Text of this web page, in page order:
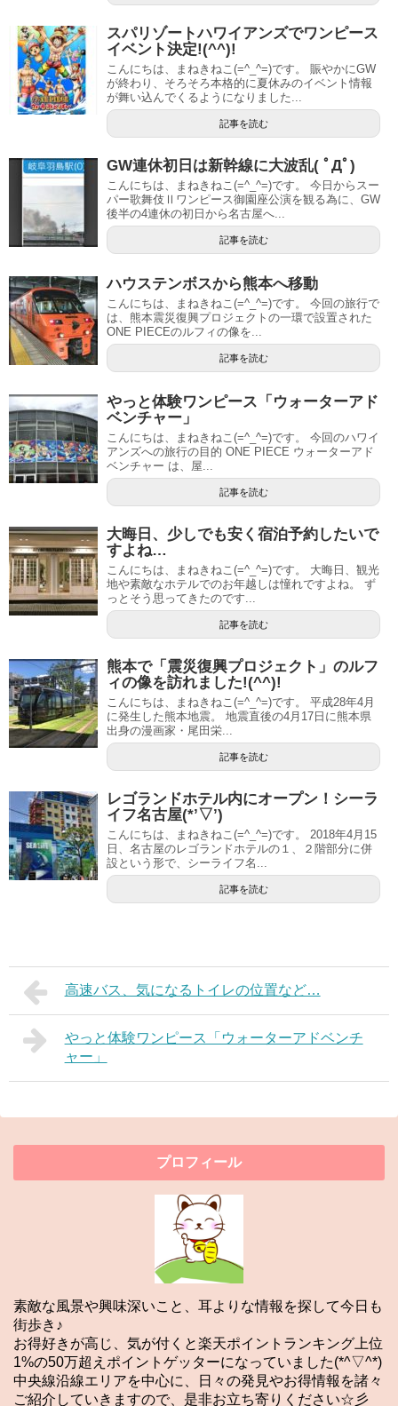
スパリゾートハワイアンズでワンピース
イベント決定!(^^)!
こんにちは、まねきねこ(=^_^=)です。 賑やかにGW
が終わり、そろそろ本格的に夏休みのイベント情報
が舞い込んでくるようになりました...
記事を読む
GW連休初日は新幹線に大波乱( ﾟДﾟ)
こんにちは、まねきねこ(=^_^=)です。 今日からスー
パー歌舞伎Ⅱワンピース御園座公演を観る為に、GW
後半の4連休の初日から名古屋へ...
記事を読む
ハウステンボスから熊本へ移動
こんにちは、まねきねこ(=^_^=)です。 今回の旅行で
は、熊本震災復興プロジェクトの一環で設置された
ONE PIECEのルフィの像を...
記事を読む
やっと体験ワンピース「ウォーターアド
ベンチャー」
こんにちは、まねきねこ(=^_^=)です。 今回のハワイ
アンズへの旅行の目的 ONE PIECE ウォーターアド
ベンチャー は、屋...
記事を読む
大晦日、少しでも安く宿泊予約したいで
すよね…
こんにちは、まねきねこ(=^_^=)です。 大晦日、観光
地や素敵なホテルでのお年越しは憧れですよね。 ず
っとそう思ってきたのです...
記事を読む
熊本で「震災復興プロジェクト」のルフ
ィの像を訪れました!(^^)!
こんにちは、まねきねこ(=^_^=)です。 平成28年4月
に発生した熊本地震。 地震直後の4月17日に熊本県
出身の漫画家・尾田栄...
記事を読む
レゴランドホテル内にオープン！シーラ
イフ名古屋(*’▽’)
こんにちは、まねきねこ(=^_^=)です。 2018年4月15
日、名古屋のレゴランドホテルの１、２階部分に併
設という形で、シーライフ名...
記事を読む
高速バス、気になるトイレの位置など…
やっと体験ワンピース「ウォーターアドベンチ
ャー」
プロフィール
素敵な風景や興味深いこと、耳よりな情報を探して今日も
街歩き♪
お得好きが高じ、気が付くと楽天ポイントランキング上位
1%の50万超えポイントゲッターになっていました(*^▽^*)
中央線沿線エリアを中心に、日々の発見やお得情報を諸々
ご紹介していきますので、是非お立ち寄りください☆彡